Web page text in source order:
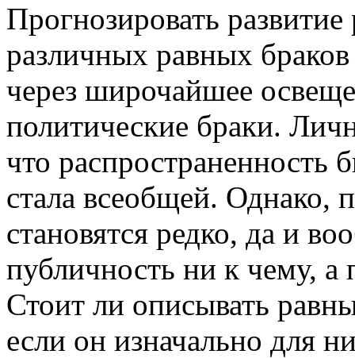
Прогнозировать
различных равных
через широчайшее
политические браки.
что распространенность
стала всеобщей. Однако,
становятся редко, да и
публичность ни к чему, а
Стоит ли описывать
если он изначально для